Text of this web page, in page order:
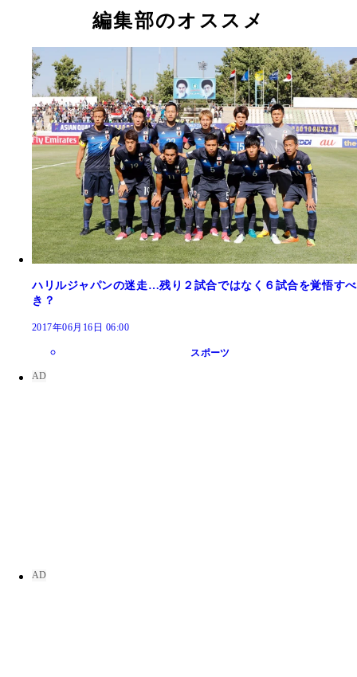
編集部のオススメ
ハリルジャパンの迷走…残り２試合ではなく６試合を覚悟すべ
き？
2017年06月16日 06:00
スポーツ